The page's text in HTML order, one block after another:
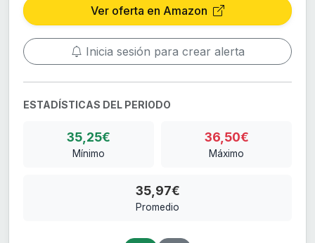
Ver oferta en Amazon
Inicia sesión para crear alerta
ESTADÍSTICAS DEL PERIODO
35,25€
Mínimo
36,50€
Máximo
35,97€
Promedio